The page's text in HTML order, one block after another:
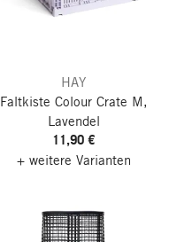
HAY
Faltkiste Colour Crate M,
Lavendel
11,90 €
+ weitere Varianten